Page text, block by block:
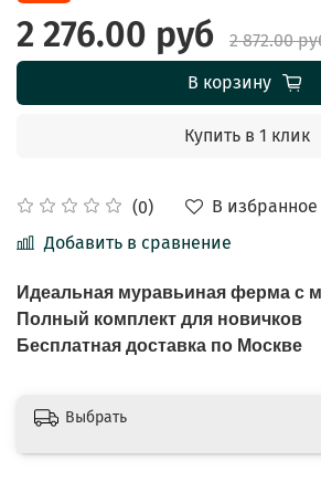
(0)
В избранное
Добавить в сравнение
2 276.00 руб
2 872.00
В корзину
Купить в 1 клик
Идеальная муравьиная ферма с
Полный комплект для новичков
Бесплатная доставка по Москве
Выбрать